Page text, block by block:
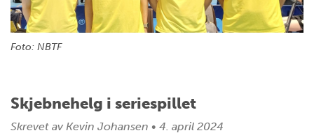
Foto: NBTF
Skjebnehelg i seriespillet
Skrevet av Kevin Johansen • 4. april 2024